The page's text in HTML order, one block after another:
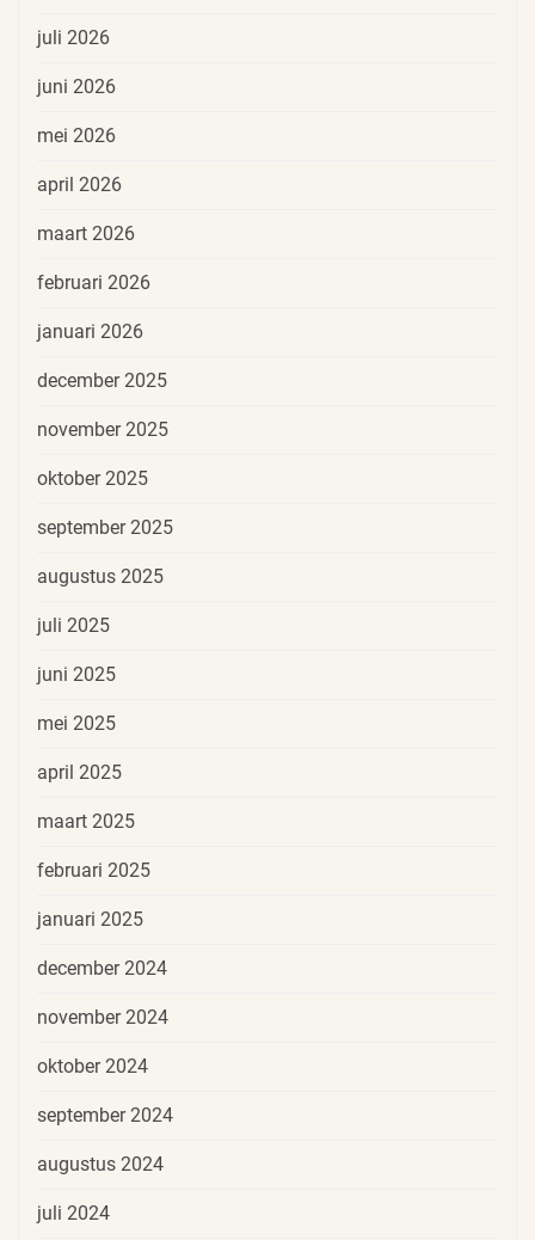
juli 2026
juni 2026
mei 2026
april 2026
maart 2026
februari 2026
januari 2026
december 2025
november 2025
oktober 2025
september 2025
augustus 2025
juli 2025
juni 2025
mei 2025
april 2025
maart 2025
februari 2025
januari 2025
december 2024
november 2024
oktober 2024
september 2024
augustus 2024
juli 2024